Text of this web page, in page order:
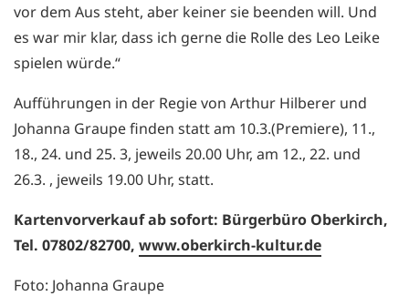
vor dem Aus steht, aber keiner sie beenden will. Und
es war mir klar, dass ich gerne die Rolle des Leo Leike
spielen würde.“
Aufführungen in der Regie von Arthur Hilberer und
Johanna Graupe finden statt am 10.3.(Premiere), 11.,
18., 24. und 25. 3, jeweils 20.00 Uhr, am 12., 22. und
26.3. , jeweils 19.00 Uhr, statt.
Kartenvorverkauf ab sofort: Bürgerbüro Oberkirch,
Tel. 07802/82700, www.oberkirch-kultur.de
Foto: Johanna Graupe